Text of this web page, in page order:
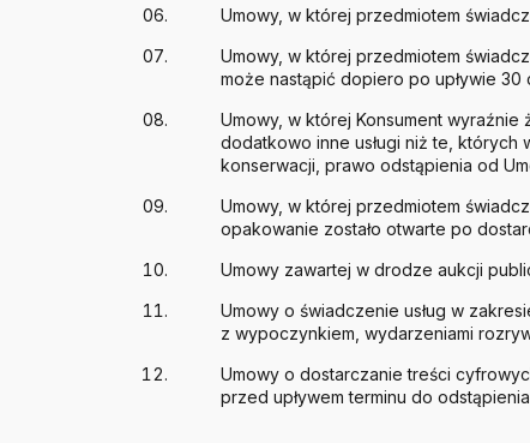
Umowy, w której przedmiotem
Umowy, w której przedmiotem
może nastąpić dopiero po upływie
Umowy, w której Konsument
dodatkowo inne usługi niż te, których
konserwacji, prawo odstąpienia od
Umowy, w której przedmiotem
opakowanie zostało otwarte po
Umowy zawartej w drodze aukcji
Umowy o świadczenie usług w
z wypoczynkiem, wydarzeniami
Umowy o dostarczanie treści
przed upływem terminu do